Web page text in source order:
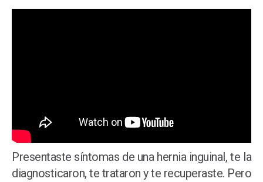
Presentaste síntomas de una hernia inguinal, te la
diagnosticaron, te trataron y te recuperaste. Pero